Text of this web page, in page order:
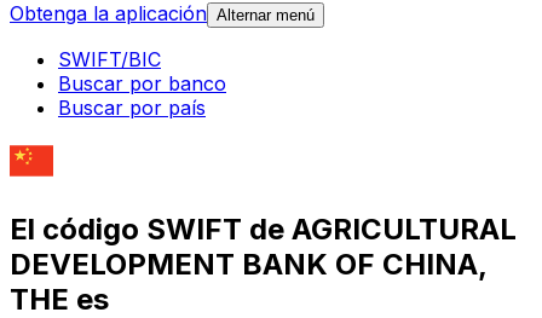
Obtenga la aplicación Alternar menú
SWIFT/BIC
Buscar por banco
Buscar por país
El código SWIFT de AGRICULTURAL
DEVELOPMENT BANK OF CHINA,
THE es